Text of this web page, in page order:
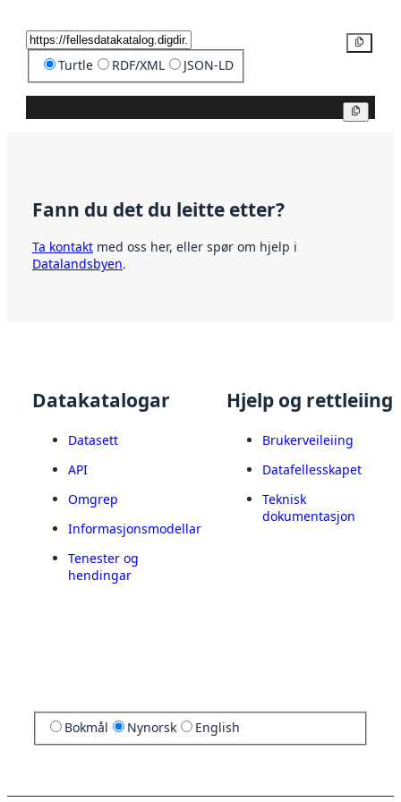
Turtle RDF/XML JSON-LD
Fann du det du leitte etter?
Ta kontakt med oss her, eller spør om hjelp i
Datalandsbyen.
Datakatalogar
Datasett
API
Omgrep
Informasjonsmodellar
Tenester og
hendingar
Hjelp og rettleiing
Brukerveileiing
Datafellesskapet
Teknisk
dokumentasjon
Bokmål Nynorsk English